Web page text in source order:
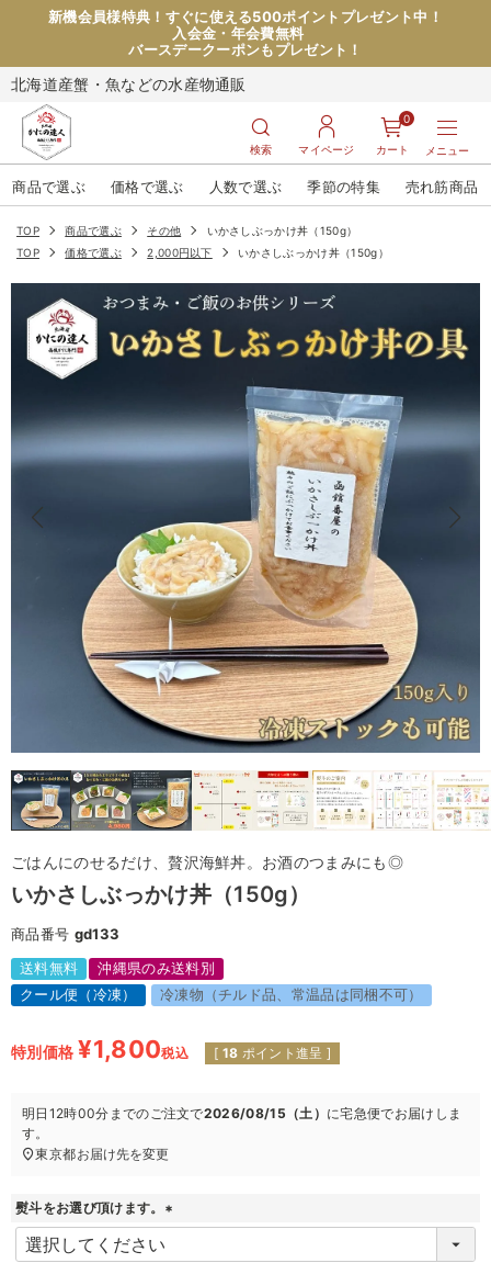
新機会員様特典！すぐに使える500ポイントプレゼント中！
入会金・年会費無料
バースデークーポンもプレゼント！
北海道産蟹・魚などの水産物通販
検索 マイページ カート
0
メニュー
商品で選ぶ 価格で選ぶ 人数で選ぶ 季節の特集 売れ筋商品
TOP 商品で選ぶ その他
いかさしぶっかけ丼（150g）
TOP
価格で選ぶ 2,000円以下 いかさしぶっかけ丼（150g）
ごはんにのせるだけ、贅沢海鮮丼。お酒のつまみにも◎
いかさしぶっかけ丼（150g）
商品番号 gd133
送料無料
沖縄県のみ送料別
クール便（冷凍）
冷凍物（チルド品、常温品は同梱不可）
特別価格 ¥1,800税込 [ 18 ポイント進呈 ]
明日 12時00分 までのご注文で2026/08/15（土） に宅急便でお届けしま
す。
東京都お届け先を変更
熨斗をお選び頂けます。
(
必